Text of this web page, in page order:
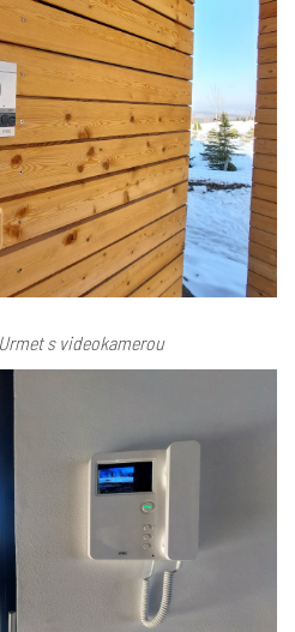
s videokamerou